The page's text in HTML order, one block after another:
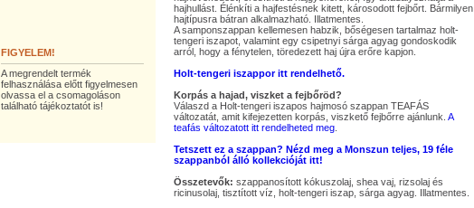
FIGYELEM!
A megrendelt termék
felhasználása előtt figyelmesen
olvassa el a csomagoláson
található tájékoztatót is!
hajhullást. Élénkíti a hajfestésnek kitett, károsodott fejbőrt. Bármilyen
hajtípusra bátran alkalmazható. Illatmentes.
A samponszappan kellemesen habzik, bőségesen tartalmaz holt-
tengeri iszapot, valamint egy csipetnyi sárga agyag gondoskodik
arról, hogy a fénytelen, töredezett haj újra erőre kapjon.
Holt-tengeri iszappor itt rendelhető.
Korpás a hajad, viszket a fejbőröd?
Válaszd a Holt-tengeri iszapos hajmosó szappan TEAFÁS
változatát, amit kifejezetten korpás, viszkető fejbőrre ajánlunk. A
teafás változatott itt rendelheted meg
Tetszett ez a szappan? Nézd meg a Monszun teljes, 19 féle
szappanból álló kollekcióját itt!
Összetevők: szappanosított kókuszolaj, shea vaj, rizsolaj és
ricinusolaj, tisztított víz, holt-tengeri iszap, sárga agyag. Illatmentes.